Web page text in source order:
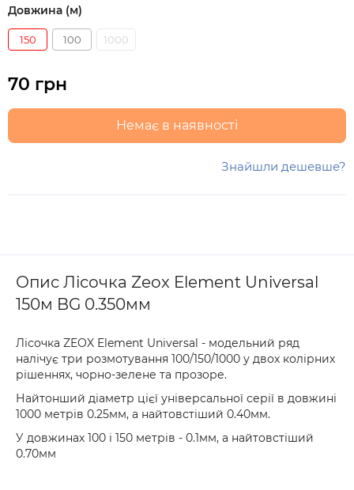
Довжина (м)
150 100 1000
70 грн
Немає в наявності
Знайшли дешевше?
Опис Лісочка Zeox Element Universal
150м BG 0.350мм
Лісочка ZEOX Element Universal - модельний ряд
налічує три розмотування 100/150/1000 у двох колірних
рішеннях, чорно-зелене та прозоре.
Найтонший діаметр цієї універсальної серії в довжині
1000 метрів 0.25мм, а найтовстіший 0.40мм.
У довжинах 100 і 150 метрів - 0.1мм, а найтовстіший
0.70мм